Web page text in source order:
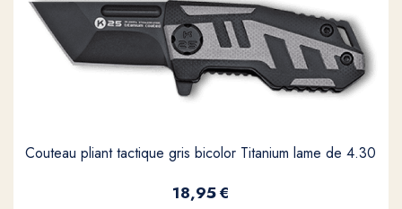
Couteau pliant tactique gris bicolor Titanium lame de 4.30
18,95€